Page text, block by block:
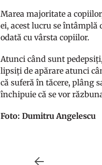
Marea majoritate a
ei, acest lucru se
odată cu vârsta copiilor.
Atunci când sunt
lipsiți de apărare atunci
că suferă în tăcere, plâng
închipuie că se vor
Foto: Dumitru Angelescu